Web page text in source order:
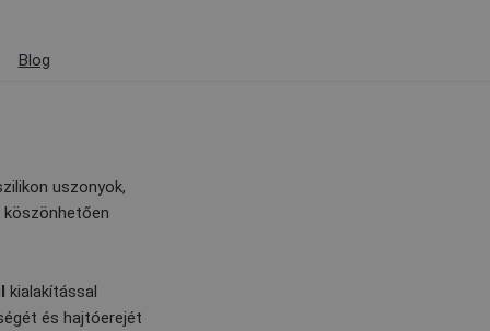
Blog
uszonyok,
köszönhetően
kialakítással
és hajtóerejét